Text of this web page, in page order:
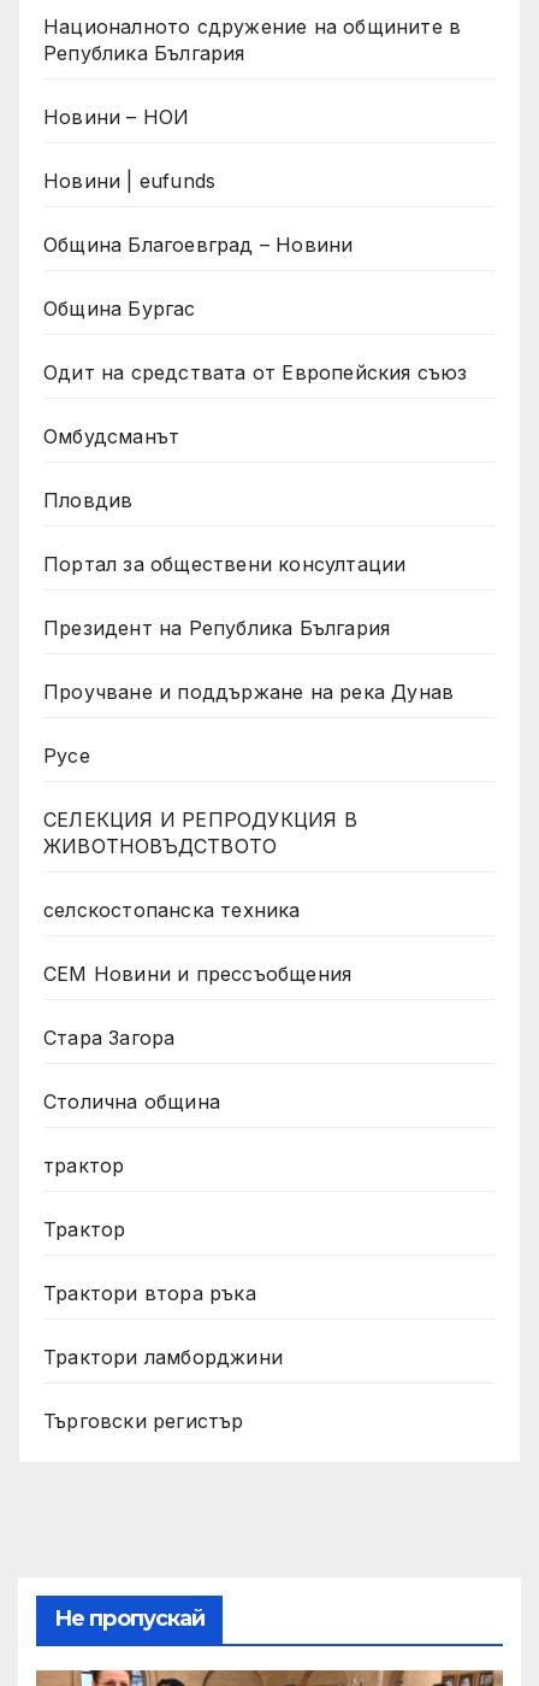
Националното сдружение на общините в
Република България
Новини – НОИ
Новини | eufunds
Община Благоевград – Новини
Община Бургас
Одит на средствата от Европейския съюз
Омбудсманът
Пловдив
Портал за обществени консултации
Президент на Република България
Проучване и поддържане на река Дунав
Русе
СЕЛЕКЦИЯ И РЕПРОДУКЦИЯ В
ЖИВОТНОВЪДСТВОТО
селскостопанска техника
СЕМ Новини и прессъобщения
Стара Загора
Столична община
трактор
Трактор
Трактори втора ръка
Трактори ламборджини
Търговски регистър
Не пропускай